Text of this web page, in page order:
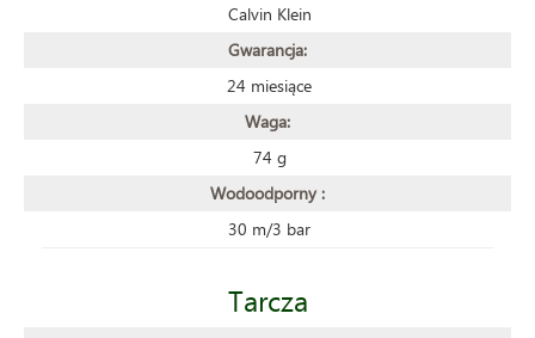
Calvin Klein
Gwarancja:
24 miesiące
Waga:
74 g
Wodoodporny :
30 m/3 bar
Tarcza